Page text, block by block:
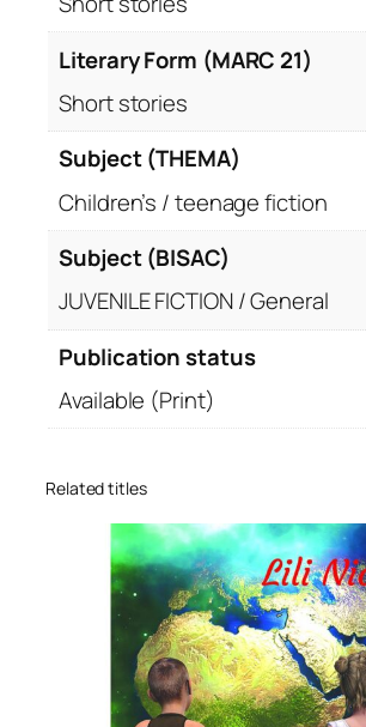
Literary Form (MARC 21)
Short stories
Subject (THEMA)
Children’s / teenage fiction
Subject (BISAC)
JUVENILE FICTION / General
Publication status
Available (Print)
Related titles